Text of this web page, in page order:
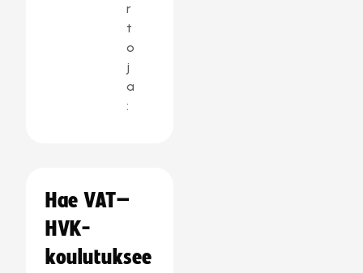
r
t
o
j
a
:
Hae VAT–
HVK-
koulutuksee